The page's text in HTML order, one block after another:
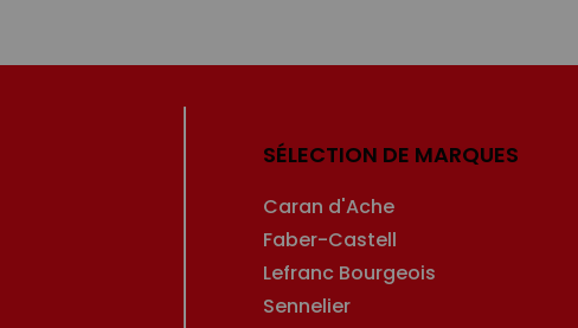
SÉLECTION DE MARQUES
Caran d'Ache
Faber-Castell
Lefranc Bourgeois
Sennelier